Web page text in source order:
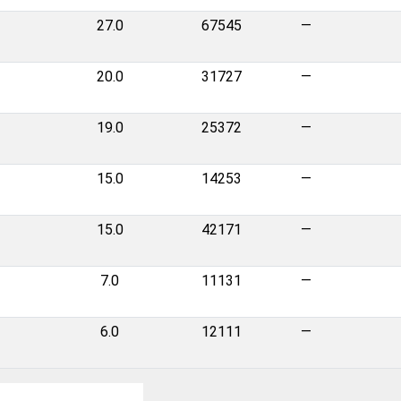
27.0 67545 —
20.0 31727 —
19.0 25372 —
15.0 14253 —
15.0 42171 —
7.0 11131 —
6.0 12111 —